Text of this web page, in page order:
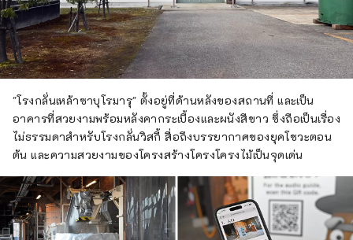
"โรงกลั่นเหล้าซาบุโรมารุ" ตั้งอยู่ที่ด้านหลังของสถานที่ และเป็น
อาคารที่สวยงามพร้อมหลังคากระเบื้องและผนังสีขาว ซึ่งถือเป็นเรื่อง
ไม่ธรรมดาสำหรับโรงกลั่นวิสกี้ สื่อถึงบรรยากาศของยุคโชวะตอน
ต้น และความสวยงามของโครงสร้างโครงโครงไม้เป็นจุดเด่น